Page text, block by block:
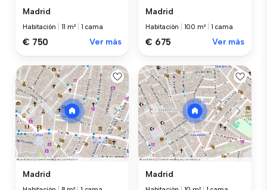
Madrid
Habitación 11 m² 1 cama
€ 750 Ver más
Madrid
Habitación 100 m² 1 cama
€ 675 Ver más
Madrid Madrid